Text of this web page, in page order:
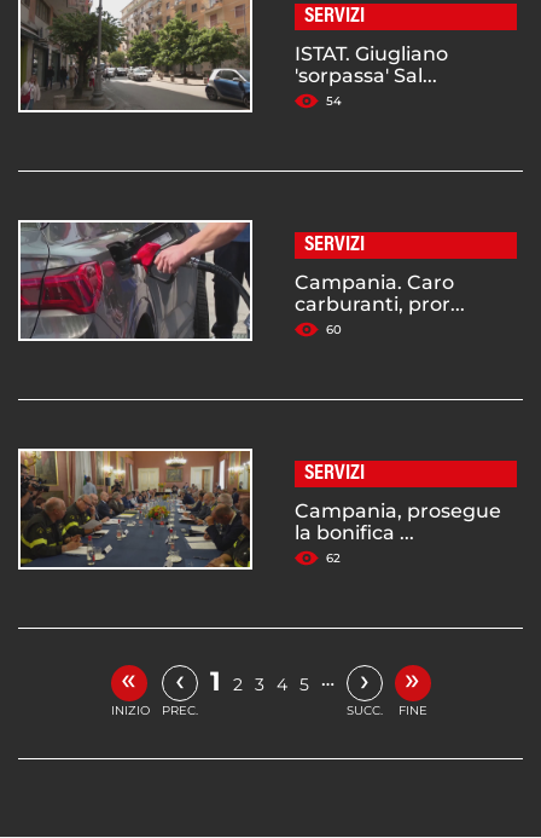
SERVIZI
ISTAT. Giugliano
'sorpassa' Sal...
54
SERVIZI
Campania. Caro
carburanti, pror...
60
SERVIZI
Campania, prosegue
la bonifica ...
62
«
INIZIO
‹
PREC.
1 2 3 4 5 … ›
SUCC.
»
FINE